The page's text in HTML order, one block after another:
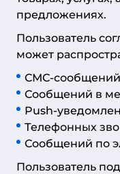
предложениях.
Пользователь
может
СМС-
Сообщений в
Push-
Телефонных
Сообщений по
Пользователь